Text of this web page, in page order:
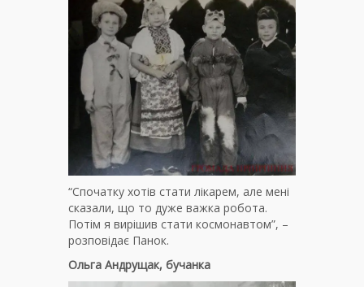
“Спочатку хотів стати лікарем, але мені
сказали, що то дуже важка робота.
Потім я вирішив стати космонавтом”, –
розповідає Панок.
Ольга Андрущак, бучанка